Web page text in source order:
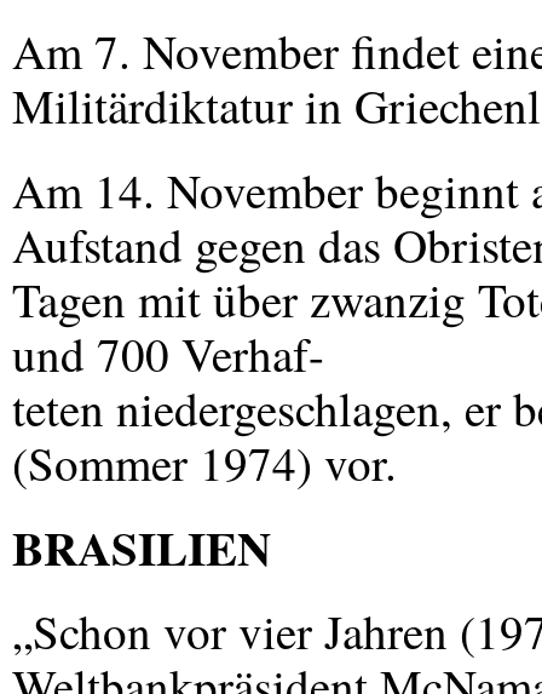
Am 7. November findet
Militärdiktatur in
Am 14. November beginnt
Aufstand gegen das
Tagen mit über zwanzig
und 700 Verhaf-
teten niedergeschlagen, er
(Sommer 1974) vor.
BRASILIEN
„Schon vor vier Jahren